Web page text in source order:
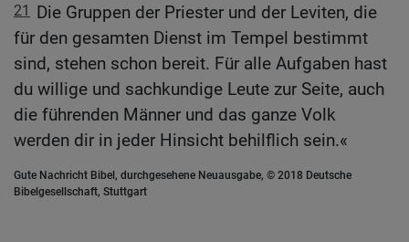
21
Die Gruppen der Priester und der Leviten, die
für den gesamten Dienst im Tempel bestimmt
sind, stehen schon bereit. Für alle Aufgaben hast
du willige und sachkundige Leute zur Seite, auch
die führenden Männer und das ganze Volk
werden dir in jeder Hinsicht behilflich sein.«
Gute Nachricht Bibel, durchgesehene Neuausgabe, © 2018 Deutsche
Bibelgesellschaft, Stuttgart